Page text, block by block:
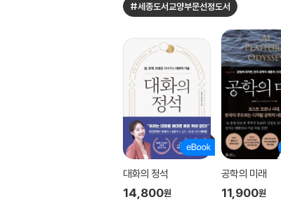
#세종도서교양부문선정도서
대화의 정석
14,800원
공학의 미래
11,900원